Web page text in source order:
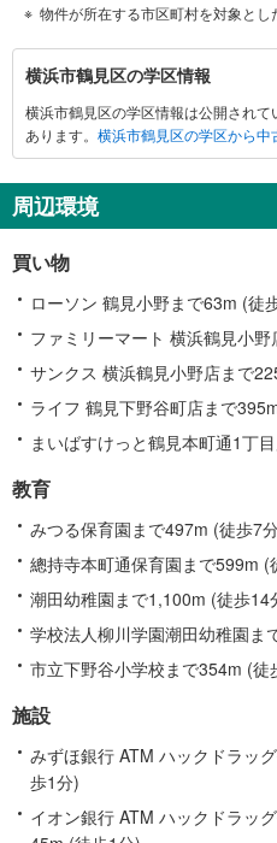
物件が所在する市区町村を対象とし
横
浜
市
鶴
区
に
す
る
情
報
横浜市鶴見区の学区情報
横浜市鶴見区の学区情報は公開され
あります。 横浜市鶴見区の学区から
周辺環境
買い物
ローソン 鶴見小野まで63m (徒
ファミリーマート 横浜鶴見小
サンクス 横浜鶴見小野店まで
ライフ 鶴見下野谷町店まで
まいばすけっと鶴見本町通1丁
教育
みつる保育園まで497m (徒歩7
總持寺本町通保育園まで599m (
潮田幼稚園まで1,100m (徒歩14
学校法人柳川学園潮田幼稚園ま
市立下野谷小学校まで354m (徒
施設
みずほ銀行 ATM ハックドラッ
歩1分)
イオン銀行 ATM ハックドラッ